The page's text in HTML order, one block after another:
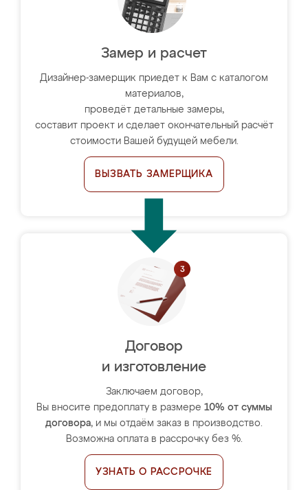
Замер и расчет
Дизайнер-замерщик приедет к Вам с каталогом
материалов,
проведёт детальные замеры,
составит проект и сделает окончательный расчёт
стоимости Вашей будущей мебели.
ВЫЗВАТЬ ЗАМЕРЩИКА
Договор
и изготовление
Заключаем договор,
Вы вносите предоплату в размере 10% от суммы
договора, и мы отдаём заказ в производство.
Возможна оплата в рассрочку без %.
УЗНАТЬ О РАССРОЧКЕ